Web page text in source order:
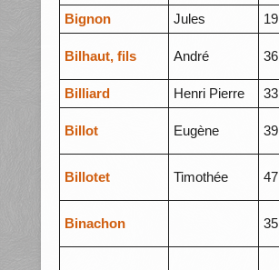
Bignon
Jules 19
Bilhaut, fils André 36
Billiard
Henri Pierre 33
Billot Eugène 39
Billotet Timothée 47
Binachon 35